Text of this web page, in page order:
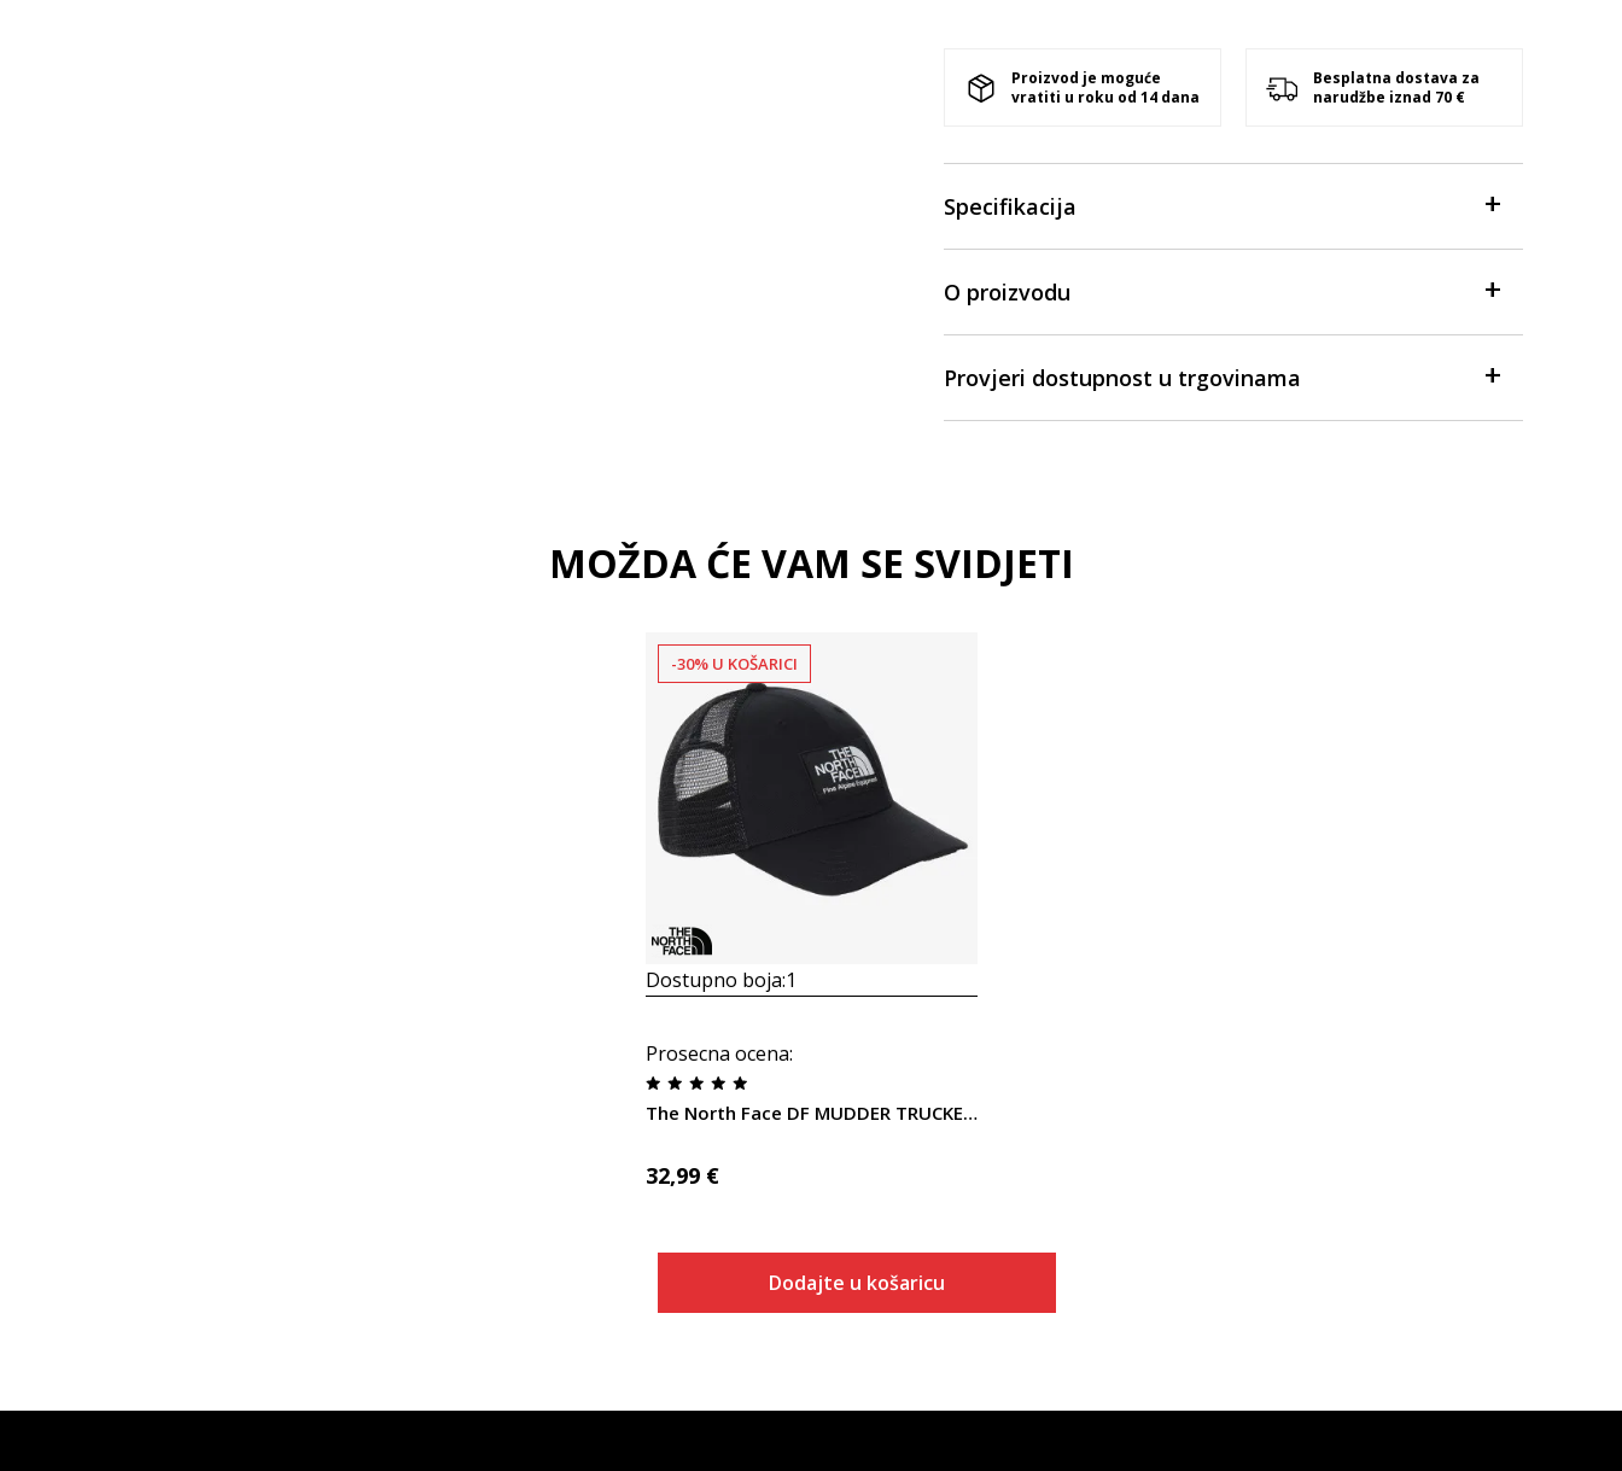
Proizvod je moguće
vratiti u roku od 14 dana
Besplatna dostava za
narudžbe iznad 70 €
Specifikacija
O proizvodu
Provjeri dostupnost u trgovinama
MOŽDA ĆE VAM SE SVIDJETI
-30% U KOŠARICI
Dostupno boja:1
Prosecna ocena:
The North Face DF MUDDER TRUCKER BLACK
32,99 €
Dodajte u košaricu